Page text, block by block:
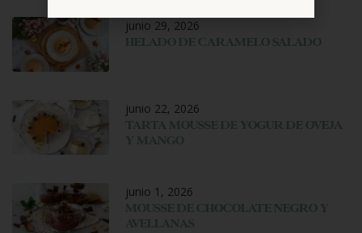
junio 29, 2026
HELADO DE CARAMELO SALADO
junio 22, 2026
TARTA MOUSSE DE YOGUR DE OVEJA
Y MANGO
junio 1, 2026
MOUSSE DE CHOCOLATE NEGRO Y
AVELLANAS